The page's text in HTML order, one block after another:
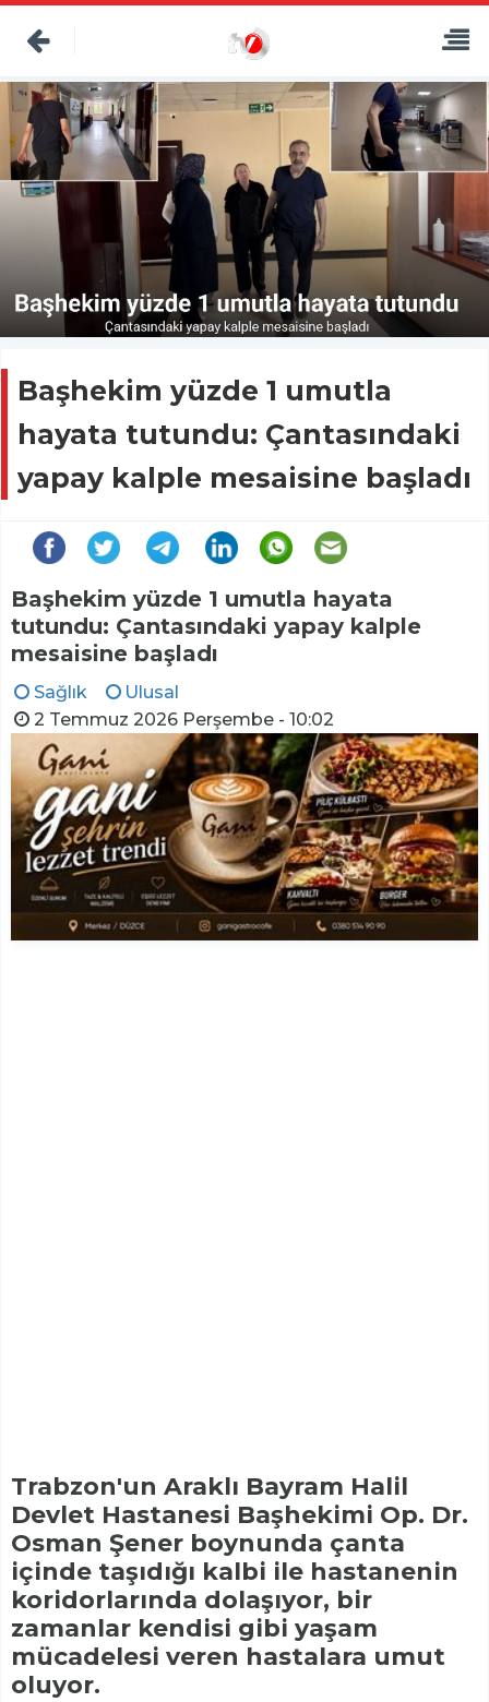
Başhekim yüzde 1 umutla
hayata tutundu: Çantasındaki
yapay kalple mesaisine başladı
Başhekim yüzde 1 umutla hayata
tutundu: Çantasındaki yapay kalple
mesaisine başladı
Sağlık
Ulusal
2 Temmuz 2026 Perşembe - 10:02
Trabzon'un Araklı Bayram Halil
Devlet Hastanesi Başhekimi Op. Dr.
Osman Şener boynunda çanta
içinde taşıdığı kalbi ile hastanenin
koridorlarında dolaşıyor, bir
zamanlar kendisi gibi yaşam
mücadelesi veren hastalara umut
oluyor.